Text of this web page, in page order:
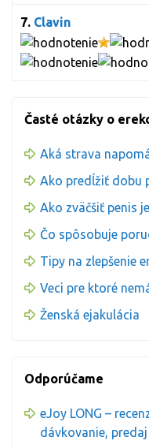
7. Clavin
Časté otázky o
Aká strava
Ako predĺžiť dobu
Ako zväčšiť penis
Čo spôsobuje
Tipy na zlepšenie
Veci pre ktoré
Ženská ejakulácia
Odporúčame
eJoy LONG –
dávkovanie, predaj